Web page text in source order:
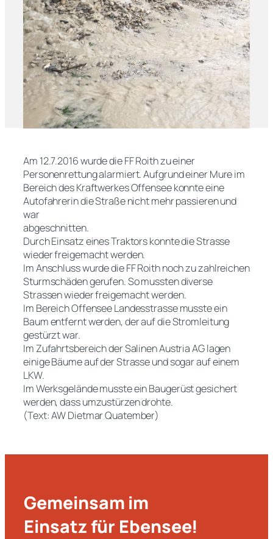
Am 12.7.2016 wurde die FF Roith zu einer
Personenrettung alarmiert. Aufgrund einer Mure im
Bereich des Kraftwerkes Offensee konnte eine
Autofahrerin die Straße nicht mehr passieren und
war
abgeschnitten.
Durch Einsatz eines Traktors konnte die Strasse
wieder freigemacht werden.
Im Anschluss wurde die FF Roith noch zu zahlreichen
Sturmschäden gerufen. So mussten diverse
Strassen wieder freigemacht werden.
Im Bereich Offensee Landesstrasse musste ein
Baum entfernt werden, der auf die Stromleitung
gestürzt war.
Im Zufahrtsbereich der Salinen Austria AG lagen
einige Bäume auf der Strasse und sogar auf einem
LKW.
Im Werksgelände musste ein Baugerüst gesichert
werden, dass umzustürzen drohte.
(Text: AW Dietmar Quatember)
Gemeinsam im
Einsatz für Ebensee!